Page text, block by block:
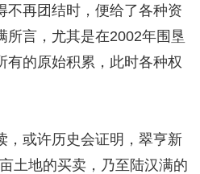
再团结时，便给了各种资
所言，尤其是在2002年围垦
有的原始积累，此时各种权
或许历史会证明，翠亨新
土地的买卖，乃至陆汉满的